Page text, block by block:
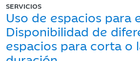
SERVICIOS
Uso de espacios para
Disponibilidad de
espacios para corta o